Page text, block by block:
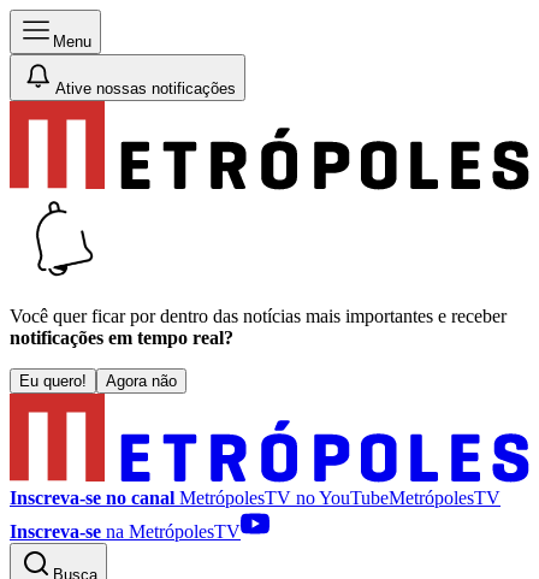
Menu
Ative nossas notificações
Você quer ficar por dentro das notícias mais importantes e receber
notificações em tempo real?
Eu quero! Agora não
Inscreva-se no canal MetrópolesTV noYouTubeMetrópolesTV
Inscreva-se na MetrópolesTV
Busca